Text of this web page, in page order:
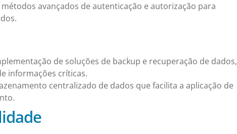
métodos avançados de autenticação e autorização para
de soluções de backup e recuperação de dados,
informações críticas.
centralizado de dados que facilita a aplicação de